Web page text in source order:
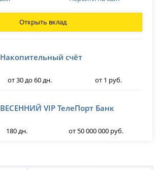
Открыть вклад
Накопительный счёт
от 30 до 60 дн. от 1 руб.
ВЕСЕННИЙ VIP ТелеПорт Банк
180 дн. от 50 000 000 руб.